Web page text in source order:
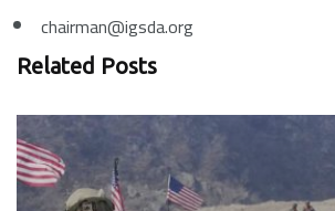
chairman@igsda.org
Related Posts